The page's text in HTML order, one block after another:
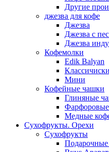
Другие
джезва для кофе
Джезва
Джезва с
Джезва
Кофемолки
Edik Balyan
Мини
Кофейные чашки
Глиняные
Медные
Сухофрукты. Орехи
Сухофрукты